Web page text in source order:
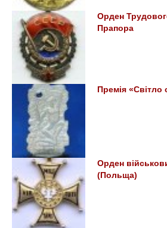
Орден
Прапора
Премія «Світло
Орден
(Польща)